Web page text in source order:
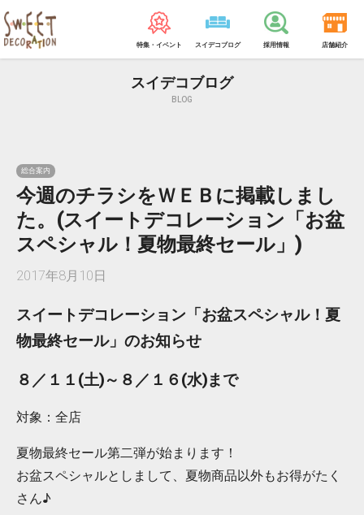
特集・イベント スイデコブログ 採用情報 店舗紹介
スイデコブログ
BLOG
総合案内
今週のチラシをＷＥＢに掲載しまし
た。(スイートデコレーション「お盆
スペシャル！夏物最終セール」)
2017年8月10日
スイートデコレーション「お盆スペシャル！夏
物最終セール」のお知らせ
８／１１(土)～８／１６(水)まで
対象：全店
夏物最終セール第二弾が始まります！
お盆スペシャルとしまして、夏物商品以外もお得がたく
さん♪